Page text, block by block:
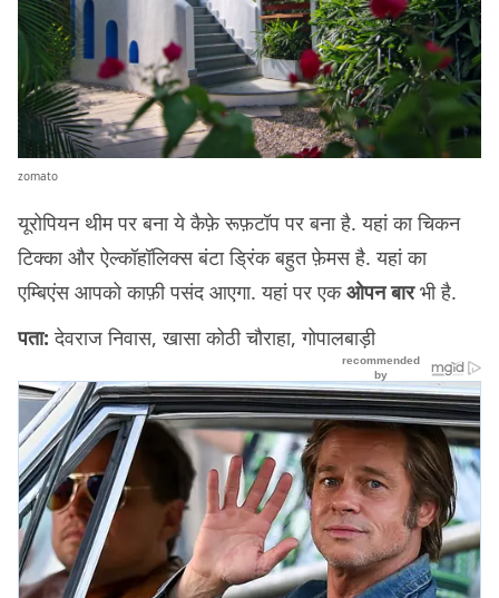
zomato
यूरोपियन थीम पर बना ये कैफ़े रूफ़टॉप पर बना है. यहां का चिकन
टिक्का और ऐल्कॉहॉलिक्स बंटा ड्रिंक बहुत फ़ेमस है. यहां का
एम्बिएंस आपको काफ़ी पसंद आएगा. यहां पर एकओपन बारभी है.
पता: देवराज निवास, खासा कोठी चौराहा, गोपालबाड़ी